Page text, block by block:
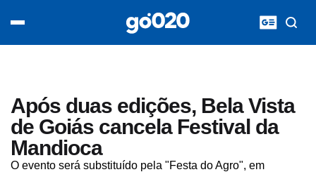
Após duas edições, Bela Vista
de Goiás cancela Festival da
Mandioca
O evento será substituído pela "Festa do Agro", em
acontece agora
entretenimento
vídeos
pod020